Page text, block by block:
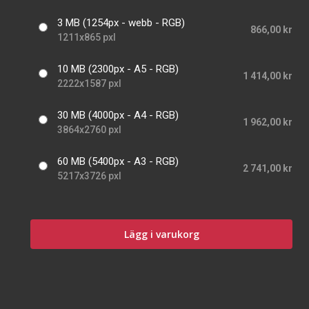
3 MB (1254px - webb - RGB)
1211x865 pxl
866,00 kr
10 MB (2300px - A5 - RGB)
2222x1587 pxl
1 414,00 kr
30 MB (4000px - A4 - RGB)
3864x2760 pxl
1 962,00 kr
60 MB (5400px - A3 - RGB)
5217x3726 pxl
2 741,00 kr
Lägg i varukorg